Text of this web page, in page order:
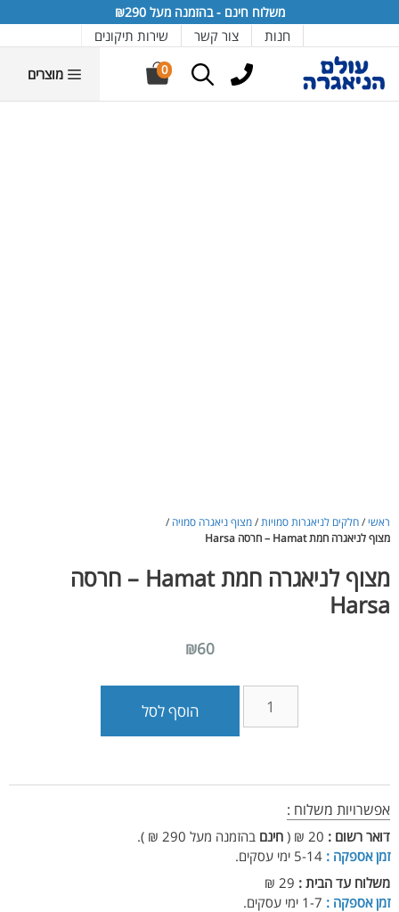
מוצרים
משלוח חינם - בהזמנה מעל ₪290
חנות צור קשר שירות תיקונים
0
מצוף לניאגרה חמת Hamat – חרסה
Harsa
ראשי/חלקים לניאגרות סמויות/מצוף ניאגרה סמויה /
מצוף לניאגרה חמת Hamat – חרסה Harsa
₪60
חמת
Hamat
-
חרסה
Harsa
הוסף לסל
אפשרויות משלוח :
דואר רשום : 20 ₪ ( חינם בהזמנה מעל 290 ₪ ).
זמן אספקה : 5-14 ימי עסקים.
משלוח עד הבית : 29 ₪
זמן אספקה : 1-7 ימי עסקים.